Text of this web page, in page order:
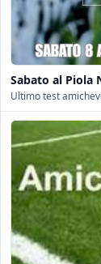
Sabato al Piola
Ultimo test